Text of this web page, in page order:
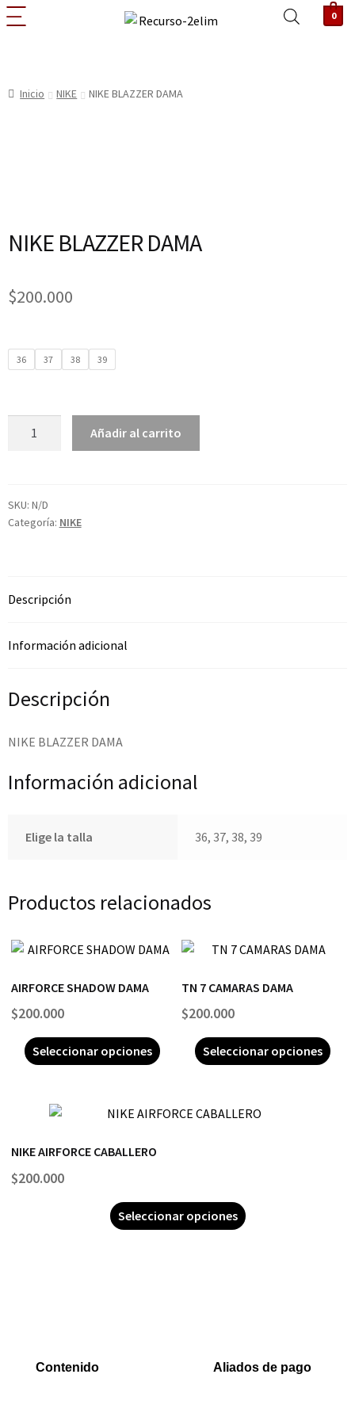
0
Inicio NIKE NIKE BLAZZER DAMA
NIKE BLAZZER DAMA
$200.000
36 37 38 39
Añadir al carrito
SKU: N/D
Categoría: NIKE
Descripción
Información adicional
Descripción
NIKE BLAZZER DAMA
Información adicional
Elige la talla 36, 37, 38, 39
Productos relacionados
AIRFORCE SHADOW DAMA
$200.000
Seleccionar opciones
TN 7 CAMARAS DAMA
$200.000
Seleccionar opciones
NIKE AIRFORCE CABALLERO
$200.000
Seleccionar opciones
Contenido
Aliados de pago